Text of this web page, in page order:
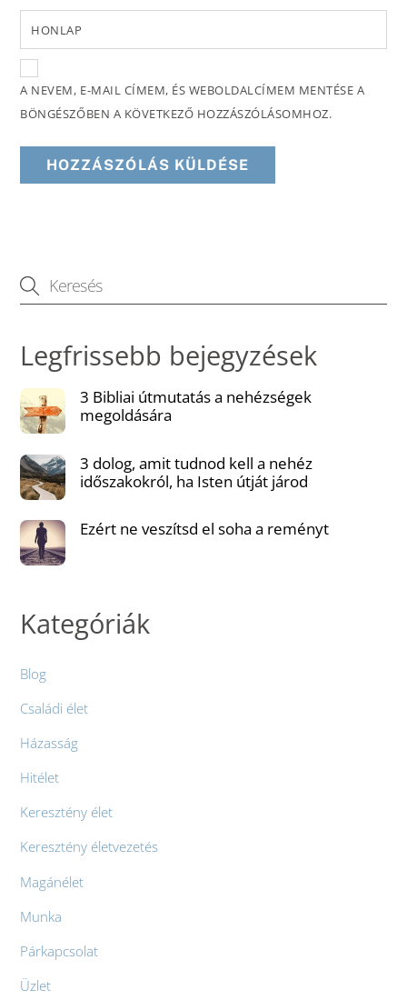
HONLAP
A NEVEM, E-MAIL CÍMEM, ÉS WEBOLDALCÍMEM MENTÉSE A
BÖNGÉSZŐBEN A KÖVETKEZŐ HOZZÁSZÓLÁSOMHOZ.
Legfrissebb bejegyzések
3 Bibliai útmutatás a nehézségek
megoldására
3 dolog, amit tudnod kell a nehéz
időszakokról, ha Isten útját járod
Ezért ne veszítsd el soha a reményt
Kategóriák
Blog
Családi élet
Házasság
Hitélet
Keresztény élet
Keresztény életvezetés
Magánélet
Munka
Párkapcsolat
Üzlet